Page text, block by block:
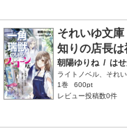
それいゆ文
知りの店長
朝陽ゆりね / は
ライトノベル、それ
1巻
600pt
レビュー投稿数0件